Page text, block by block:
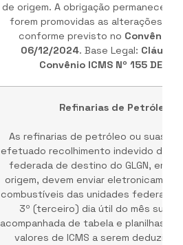
de origem. A obrigação permanece
forem promovidas as alterações no
conforme previsto no Convênio
06/12/2024. Base Legal:
Convênio ICMS Nº 155 DE
Refinarias de Petróleo /
As refinarias de petróleo ou suas
efetuado recolhimento indevido do
federada de destino do GLGN, em
origem, devem enviar
combustíveis das unidades
3º (terceiro) dia útil do mês
acompanhada de tabela e planilhas
valores de ICMS a serem